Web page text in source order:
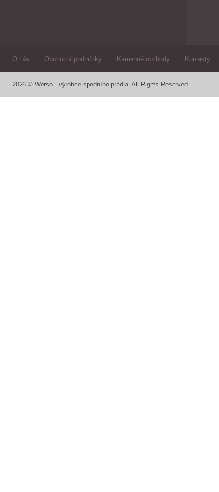
O nás Obchodní podmínky Kamenné obchody Kontakty
2026 © Werso - výrobce spodního prádla. All Rights Reserved.